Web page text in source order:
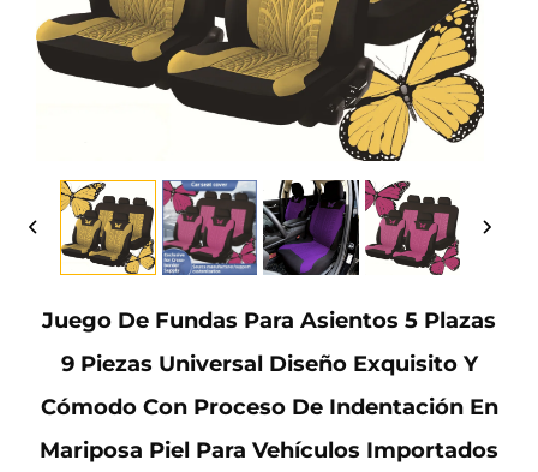
Juego De Fundas Para Asientos 5 Plazas
9 Piezas Universal Diseño Exquisito Y
Cómodo Con Proceso De Indentación En
Mariposa Piel Para Vehículos Importados